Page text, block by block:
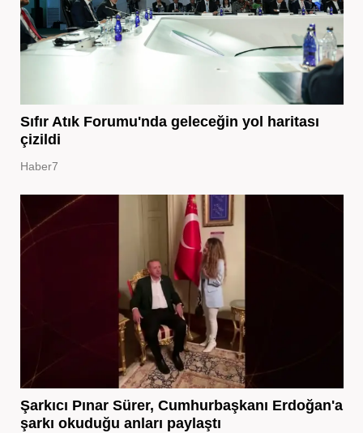
Sıfır Atık Forumu'nda geleceğin yol haritası
çizildi
Haber7
Şarkıcı Pınar Sürer, Cumhurbaşkanı Erdoğan'a
şarkı okuduğu anları paylaştı